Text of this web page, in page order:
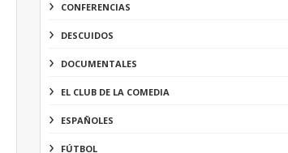
CONFERENCIAS
DESCUIDOS
DOCUMENTALES
EL CLUB DE LA COMEDIA
ESPAÑOLES
FÚTBOL